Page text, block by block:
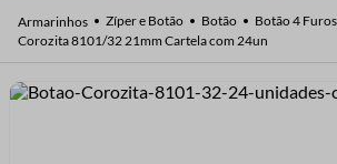
Zíper e Botão Botão Botão 4 Furos
Corozita 8101/32 21mm Cartela com 24un
2º
barbante
3º
botão